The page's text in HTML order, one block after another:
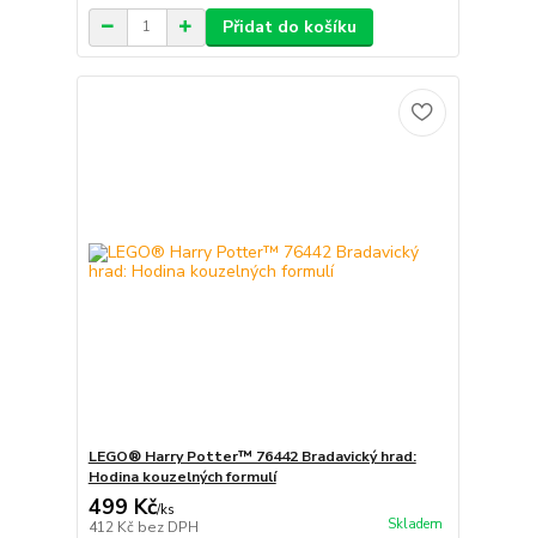
Přidat do košíku
LEGO® Harry Potter™ 76442 Bradavický hrad:
Hodina kouzelných formulí
499 Kč/ks
412 Kč bez DPH Skladem